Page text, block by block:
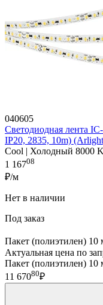
040605
Светодиодная лента
IP20, 2835, 10m)
Cool | Холодный 8000 K
1 16708
₽/м
Нет в наличии
Под заказ
Пакет (полиэтилен)
Актуальная цена по
Пакет (полиэтилен) 10
11 67080₽